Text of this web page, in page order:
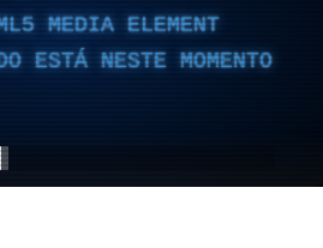
MEDIA ELEMENT
ESTÁ NESTE MOMENTO